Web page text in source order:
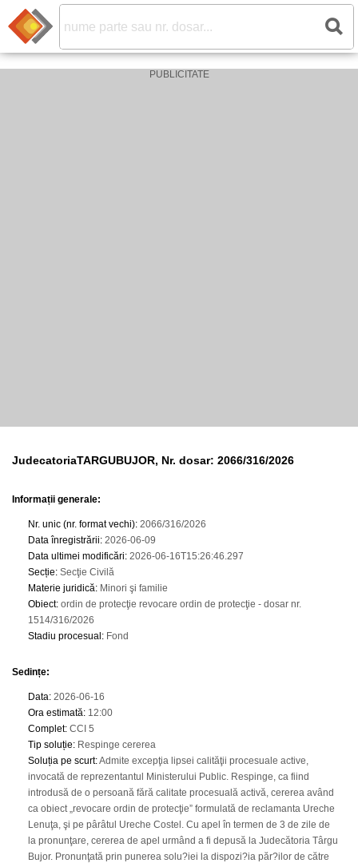
JudecatoriaTARGUBUJOR, Nr. dosar: 2066/316/2026
Informații generale:
Nr. unic (nr. format vechi): 2066/316/2026
Data înregistrării: 2026-06-09
Data ultimei modificări: 2026-06-16T15:26:46.297
Secție: Secţie Civilă
Materie juridică: Minori şi familie
Obiect: ordin de protecţie revocare ordin de protecţie - dosar nr.
1514/316/2026
Stadiu procesual : Fond
Sedințe:
Data: 2026-06-16
Ora estimată: 12:00
Complet: CCI 5
Tip soluție: Respinge cererea
Soluția pe scurt:Admite excepţia lipsei calităţii procesuale active,
invocată de reprezentantul Ministerului Public. Respinge, ca fiind
introdusă de o persoană fără calitate procesuală activă, cererea având
ca obiect „revocare ordin de protecţie” formulată de reclamanta Ureche
Lenuţa, şi pe pârâtul Ureche Costel. Cu apel în termen de 3 de zile de
la pronunţare, cererea de apel urmând a fi depusă la Judecătoria Târgu
Bujor. Pronunţată prin punerea solu?iei la dispozi?ia păr?ilor de către